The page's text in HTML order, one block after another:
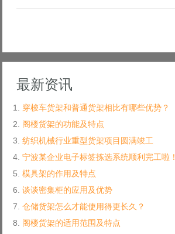
最新资讯
穿梭车货架和普通货架相比有哪些优势？
阁楼货架的功能及特点
纺织机械行业重型货架项目圆满竣工
宁波某企业电子标签拣选系统顺利完工啦！
模具架的作用及特点
谈谈密集柜的应用及优势
仓储货架怎么才能使用得更长久？
阁楼货架的适用范围及特点